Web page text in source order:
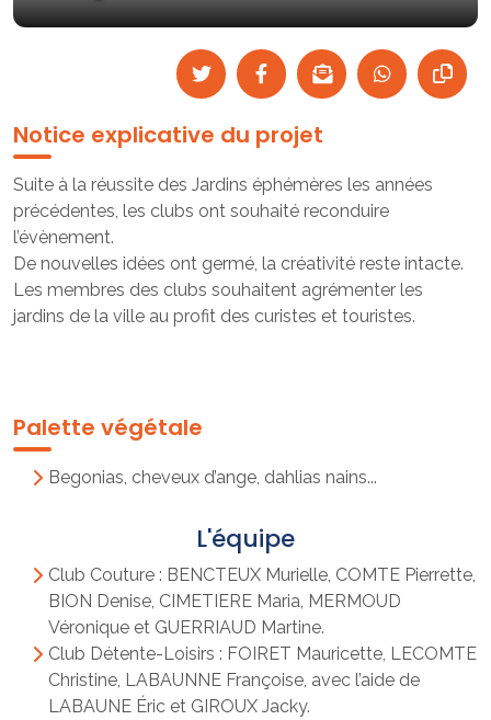
Notice explicative du projet
Suite à la réussite des Jardins éphémères les années
précédentes, les clubs ont souhaité reconduire
l’évènement.
De nouvelles idées ont germé, la créativité reste intacte.
Les membres des clubs souhaitent agrémenter les
jardins de la ville au profit des curistes et touristes.
Palette végétale
Begonias, cheveux d’ange, dahlias nains...
L'équipe
Club Couture : BENCTEUX Murielle, COMTE Pierrette,
BION Denise, CIMETIERE Maria, MERMOUD
Véronique et GUERRIAUD Martine.
Club Détente-Loisirs : FOIRET Mauricette, LECOMTE
Christine, LABAUNNE Françoise, avec l’aide de
LABAUNE Éric et GIROUX Jacky.